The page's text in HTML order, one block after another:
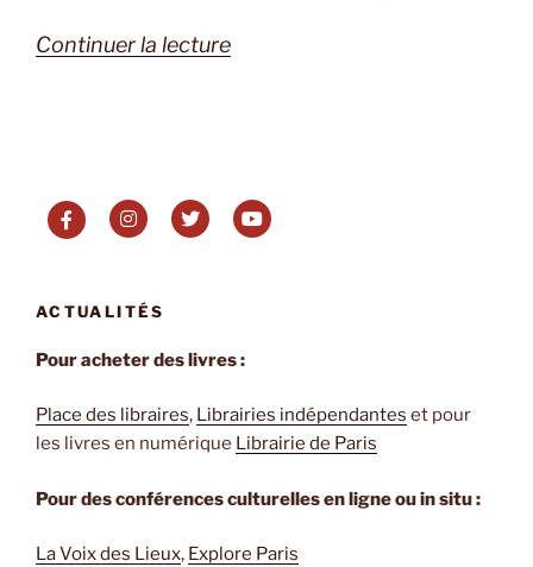
Continuer la lecturede
et
ACTUALITÉS
Pour acheter des livres :
Place des libraires, Librairies indépendantes et pour
les livres en numérique Librairie de Paris
Pour des conférences culturelles en ligne ou in situ :
La Voix des Lieux, Explore Paris